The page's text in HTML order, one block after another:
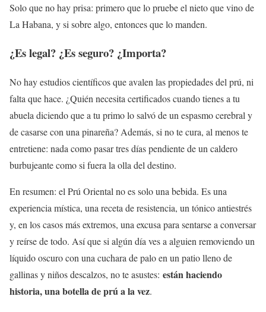
Solo que no hay prisa: primero que lo pruebe el nieto que vino de
La Habana, y si sobre algo, entonces que lo manden.
¿Es legal? ¿Es seguro? ¿Importa?
No hay estudios científicos que avalen las propiedades del prú, ni
falta que hace. ¿Quién necesita certificados cuando tienes a tu
abuela diciendo que a tu primo lo salvó de un espasmo cerebral y
de casarse con una pinareña? Además, si no te cura, al menos te
entretiene: nada como pasar tres días pendiente de un caldero
burbujeante como si fuera la olla del destino.
En resumen: el Prú Oriental no es solo una bebida. Es una
experiencia mística, una receta de resistencia, un tónico antiestrés
y, en los casos más extremos, una excusa para sentarse a conversar
y reírse de todo. Así que si algún día ves a alguien removiendo un
líquido oscuro con una cuchara de palo en un patio lleno de
gallinas y niños descalzos, no te asustes: están haciendo
historia, una botella de prú a la vez.